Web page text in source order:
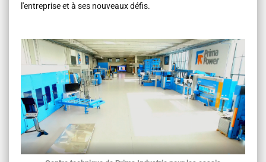
l'entreprise et à ses nouveaux défis.